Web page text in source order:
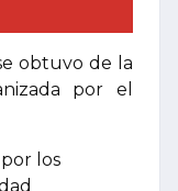
obtuvo de la
por el
los